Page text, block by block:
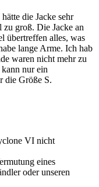
die Jacke sehr
zu groß. Die Jacke an
übertreffen alles, was
lange Arme. Ich hab
waren nicht mehr zu
nur ein
die Größe S.
VI nicht
eines
oder unseren